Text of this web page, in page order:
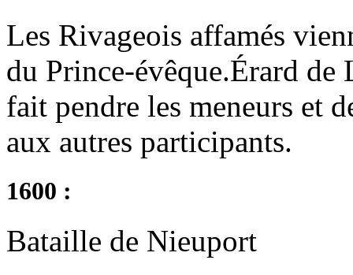
Les Rivageois affamés
du Prince-évêque.Érard
fait pendre les meneurs et
aux autres participants.
1600 :
Bataille de Nieuport